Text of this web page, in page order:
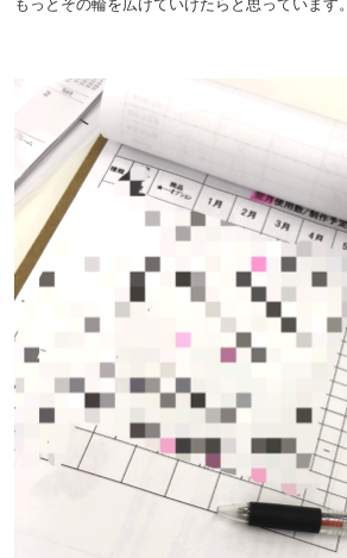
もっとその輪を広げていけたらと思っています。